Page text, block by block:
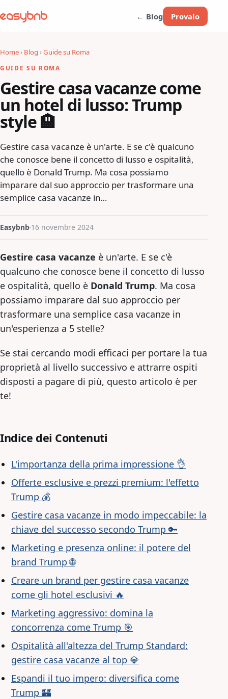
← Blog Provalo
Home› Blog ›Guide su Roma
GUIDE SU ROMA
Gestire casa vacanze come
un hotel di lusso: Trump
style 🏨
Gestire casa vacanze è un'arte. E se c'è qualcuno
che conosce bene il concetto di lusso e ospitalità,
quello è Donald Trump. Ma cosa possiamo
imparare dal suo approccio per trasformare una
semplice casa vacanze in…
Easybnb 16 novembre 2024
Gestire casa vacanze è un'arte. E se c'è
qualcuno che conosce bene il concetto di lusso
e ospitalità, quello è Donald Trump. Ma cosa
possiamo imparare dal suo approccio per
trasformare una semplice casa vacanze in
un'esperienza a 5 stelle?
Se stai cercando modi efficaci per portare la tua
proprietà al livello successivo e attrarre ospiti
disposti a pagare di più, questo articolo è per
te!
Indice dei Contenuti
L'importanza della prima impressione 👌
Offerte esclusive e prezzi premium: l'effetto
Trump 💰
Gestire casa vacanze in modo impeccabile: la
chiave del successo secondo Trump 🔑
Marketing e presenza online: il potere del
brand Trump 🌐
Creare un brand per gestire casa vacanze
come gli hotel esclusivi 🔥
Marketing aggressivo: domina la
concorrenza come Trump 🎯
Ospitalità all'altezza del Trump Standard:
gestire casa vacanze al top 💎
Espandi il tuo impero: diversifica come
Trump 🏰